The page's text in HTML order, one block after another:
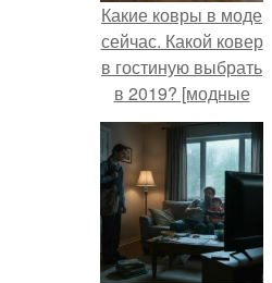
Какие ковры в моде
сейчас. Какой ковер
в гостиную выбрать
в 2019? [модные
тенденции]